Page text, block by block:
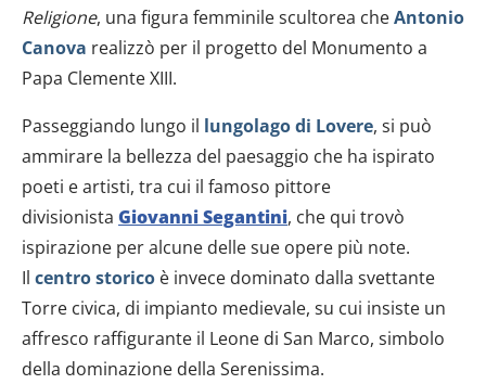
Religione, una figura femminile scultorea cheAntonio
Canova realizzò per il progetto del Monumento a
Papa Clemente XIII.
Passeggiando lungo il lungolago di Lovere, si può
ammirare la bellezza del paesaggio che ha ispirato
poeti e artisti, tra cui il famoso pittore
divisionista Giovanni Segantini, che qui trovò
ispirazione per alcune delle sue opere più note.
Il centro storico è invece dominato dalla svettante
Torre civica, di impianto medievale, su cui insiste un
affresco raffigurante il Leone di San Marco, simbolo
della dominazione della Serenissima.